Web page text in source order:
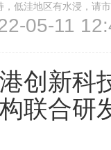
，低洼地区有水浸，请
育主管部门最新消息
05-11
创新科
联合研